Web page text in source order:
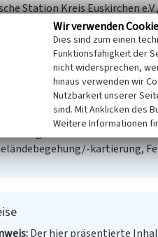
Station Kreis Euskirchen
Angabe
kartierung,
Der hier präsentierte
Wir verwenden
Dies sind zum einen
Funktionsfähigkeit der
nicht widersprechen,
hinaus verwenden wir
Nutzbarkeit unserer
sind. Mit Anklicken des
Weitere Informationen